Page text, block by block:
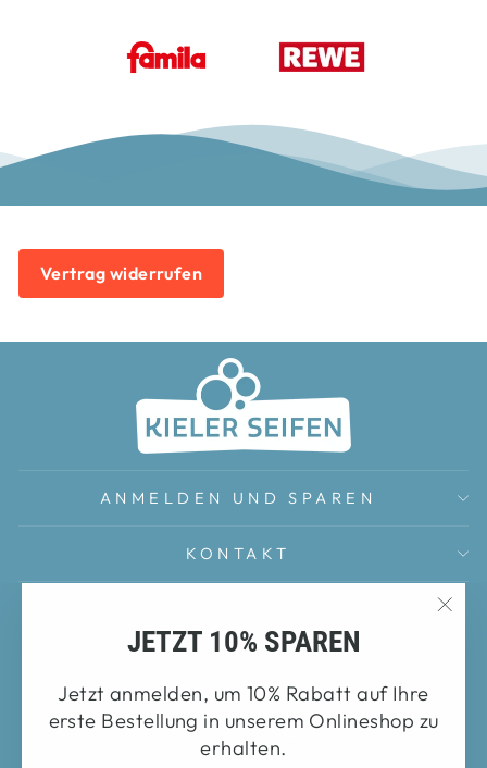
JETZT 10% SPAREN
Jetzt anmelden, um 10% Rabatt auf Ihre
erste Bestellung in unserem Onlineshop zu
erhalten.
Vertrag widerrufen
ANMELDEN UND SPAREN
KONTAKT
FAQ
Impressum
Datenschutz